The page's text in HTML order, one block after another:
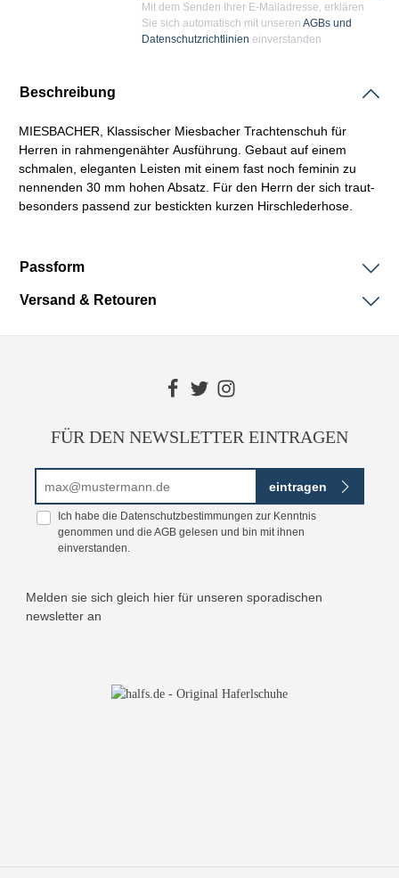
Mit dem Senden Ihrer E-Mailadresse, erklären
Sie sich automatisch mit unserenAGBs und
Datenschutzrichtlinien einverstanden
Beschreibung
MIESBACHER, Klassischer Miesbacher Trachtenschuh für
Herren in rahmengenähter Ausführung. Gebaut auf einem
schmalen, eleganten Leisten mit einem fast noch feminin zu
nennenden 30 mm hohen Absatz. Für den Herrn der sich traut-
besonders passend zur bestickten kurzen Hirschlederhose.
Passform
Versand & Retouren
FÜR DEN NEWSLETTER EINTRAGEN
eintragen
Ich habe die Datenschutzbestimmungen zur Kenntnis
genommen und die AGB gelesen und bin mit ihnen
einverstanden.
Melden sie sich gleich hier für unseren sporadischen
newsletter an